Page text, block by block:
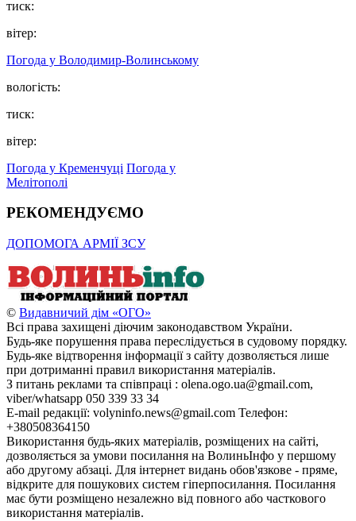
тиск:
вітер:
Погода у Володимир-Волинському
вологість:
тиск:
вітер:
Погода у Кременчуці Погода у
Мелітополі
РЕКОМЕНДУЄМО
ДОПОМОГА АРМІЇ ЗСУ
© Видавничий дім «ОГО»
Всі права захищені діючим законодавством України.
Будь-яке порушення права переслідується в судовому порядку.
Будь-яке відтворення інформації з сайту дозволяється лише
при дотриманні правил використання матеріалів.
З питань реклами та співпраці : olena.ogo.ua@gmail.com,
viber/whatsapp 050 339 33 34
E-mail редакції: volyninfo.news@gmail.com Телефон:
+380508364150
Використання будь-яких матеріалів, розміщених на сайті,
дозволяється за умови посилання на ВолиньІнфо у першому
або другому абзаці. Для інтернет видань обов'язкове - пряме,
відкрите для пошукових систем гіперпосилання. Посилання
має бути розміщено незалежно від повного або часткового
використання матеріалів.